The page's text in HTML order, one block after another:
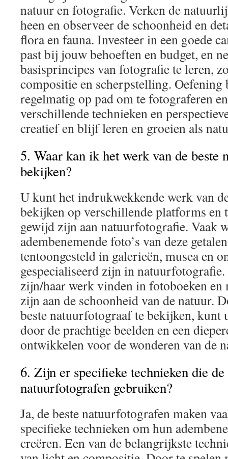
natuur en fotografie. Verken de
heen en observeer de schoonheid en
flora en fauna. Investeer in een goede
past bij jouw behoeften en budget, en
basisprincipes van fotografie te leren,
compositie en scherpstelling. Oefening
regelmatig op pad om te fotograferen
verschillende technieken en
creatief en blijf leren en groeien als
5. Waar kan ik het werk van de beste
bekijken?
U kunt het indrukwekkende werk van
bekijken op verschillende platforms en
gewijd zijn aan natuurfotografie. Vaak
adembenemende foto’s van deze
tentoongesteld in galerieën, musea en
gespecialiseerd zijn in
zijn/haar werk vinden in fotoboeken en
zijn aan de schoonheid van de natuur.
beste natuurfotograaf te bekijken, kunt
door de prachtige beelden en een
ontwikkelen voor de wonderen van de
6. Zijn er specifieke technieken die de
natuurfotografen gebruiken?
Ja, de beste natuurfotografen maken
specifieke technieken om hun
creëren. Een van de belangrijkste